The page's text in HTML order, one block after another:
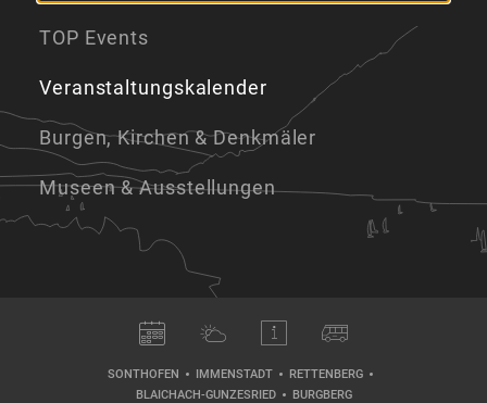
TOP Events
Veranstaltungskalender
Burgen, Kirchen & Denkmäler
Museen & Ausstellungen
SONTHOFEN IMMENSTADT
RETTENBERG
BLAICHACH-GUNZESRIED
BURGBERG